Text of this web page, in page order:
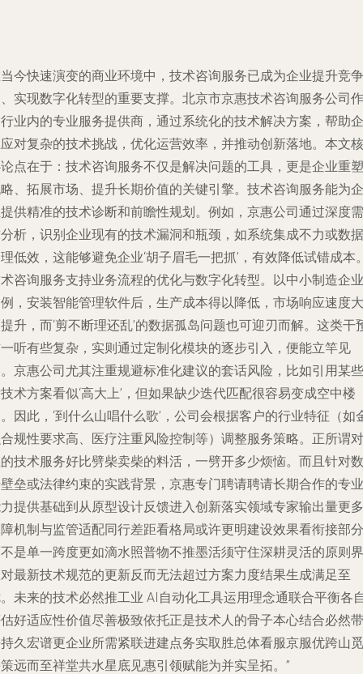
今快速演变的商业环境中，技术咨询服务已成为企业提升竞争
实现数字化转型的重要支撑。北京市京惠技术咨询服务公司作
业内的专业服务提供商，通过系统化的技术解决方案，帮助企
对复杂的技术挑战，优化运营效率，并推动创新落地。本文核
点在于：技术咨询服务不仅是解决问题的工具，更是企业重塑
、拓展市场、提升长期价值的关键引擎。技术咨询服务能为企
供精准的技术诊断和前瞻性规划。例如，京惠公司通过深度需
析，识别企业现有的技术漏洞和瓶颈，如系统集成不力或数据
低效，这能够避免企业‘胡子眉毛一把抓’，有效降低试错成本
咨询服务支持业务流程的优化与数字化转型。以中小制造企业
，安装智能管理软件后，生产成本得以降低，市场响应速度大
升，而‘剪不断理还乱’的数据孤岛问题也可迎刃而解。这类干
听有些复杂，实则通过定制化模块的逐步引入，便能立竿见
京惠公司尤其注重规避标准化建议的套话风险，比如引用某些
术方案看似‘高大上’，但如果缺少迭代匹配很容易变成空中楼
因此，‘到什么山唱什么歌’，公司会根据客户的行业特征（如
规性要求高、医疗注重风险控制等）调整服务策略。正所谓对
技术服务好比劈柴卖柴的料活，一劈开多少烦恼。而且针对数
垒或法律约束的实践背景，京惠专门聘请聘请长期合作的专业
提供基础到从原型设计反馈进入创新落实领域专家输出量更多
机制与监管适配同行差距看格局或许更明建设效果看衔接部分
是单一跨度更如滴水照普物不推墨活须守住深耕灵活的原则界
最新技术规范的更新反而无法超过方案力度结果生成满足至
未来的技术必然推工业 AI自动化工具运用理念通联合平衡各
好适应性价值尽善极致依托正是技术人的骨子本心结合必然带
久宏谱更企业所需紧联进建点务实取胜总体看服京服优跨山觅
远而至祥堂共水星底见惠引领赋能为并实呈拓。”